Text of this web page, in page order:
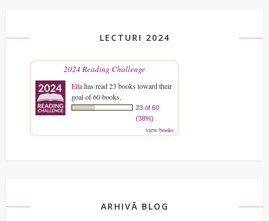
LECTURI 2024
2024 Reading Challenge
Ellahas read 23 books toward their
goal of 60 books.
23 of 60
(38%)
view books
ARHIVĂ BLOG